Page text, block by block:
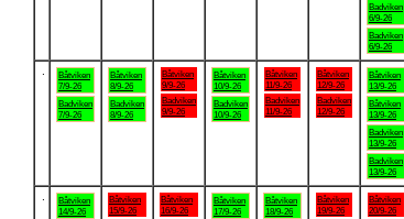
Badviken
6/9-26
Badviken
6/9-26
Båtviken
7/9-26
Badviken
7/9-26
Båtviken
8/9-26
Badviken
8/9-26
Båtviken
9/9-26
Badviken
9/9-26
Båtviken
10/9-26
Badviken
10/9-26
Båtviken
11/9-26
Badviken
11/9-26
Båtviken
12/9-26
Badviken
12/9-26
Båtviken
13/9-26
Båtviken
13/9-26
Badviken
13/9-26
Badviken
13/9-26
Båtviken
14/9-26
Båtviken
15/9-26
Båtviken
16/9-26
Båtviken
17/9-26
Båtviken
18/9-26
Båtviken
19/9-26
Båtviken
20/9-26